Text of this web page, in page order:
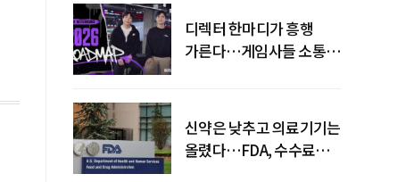
디렉터 한마디가 흥행
가른다…게임사들 소통
신약은 낮추고 의료기기는
올렸다…FDA, 수수료